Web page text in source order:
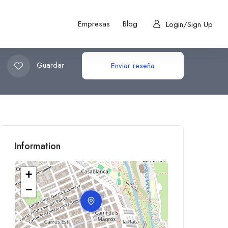
Empresas Blog Login/Sign Up
Guardar Enviar reseña
Information
+
−